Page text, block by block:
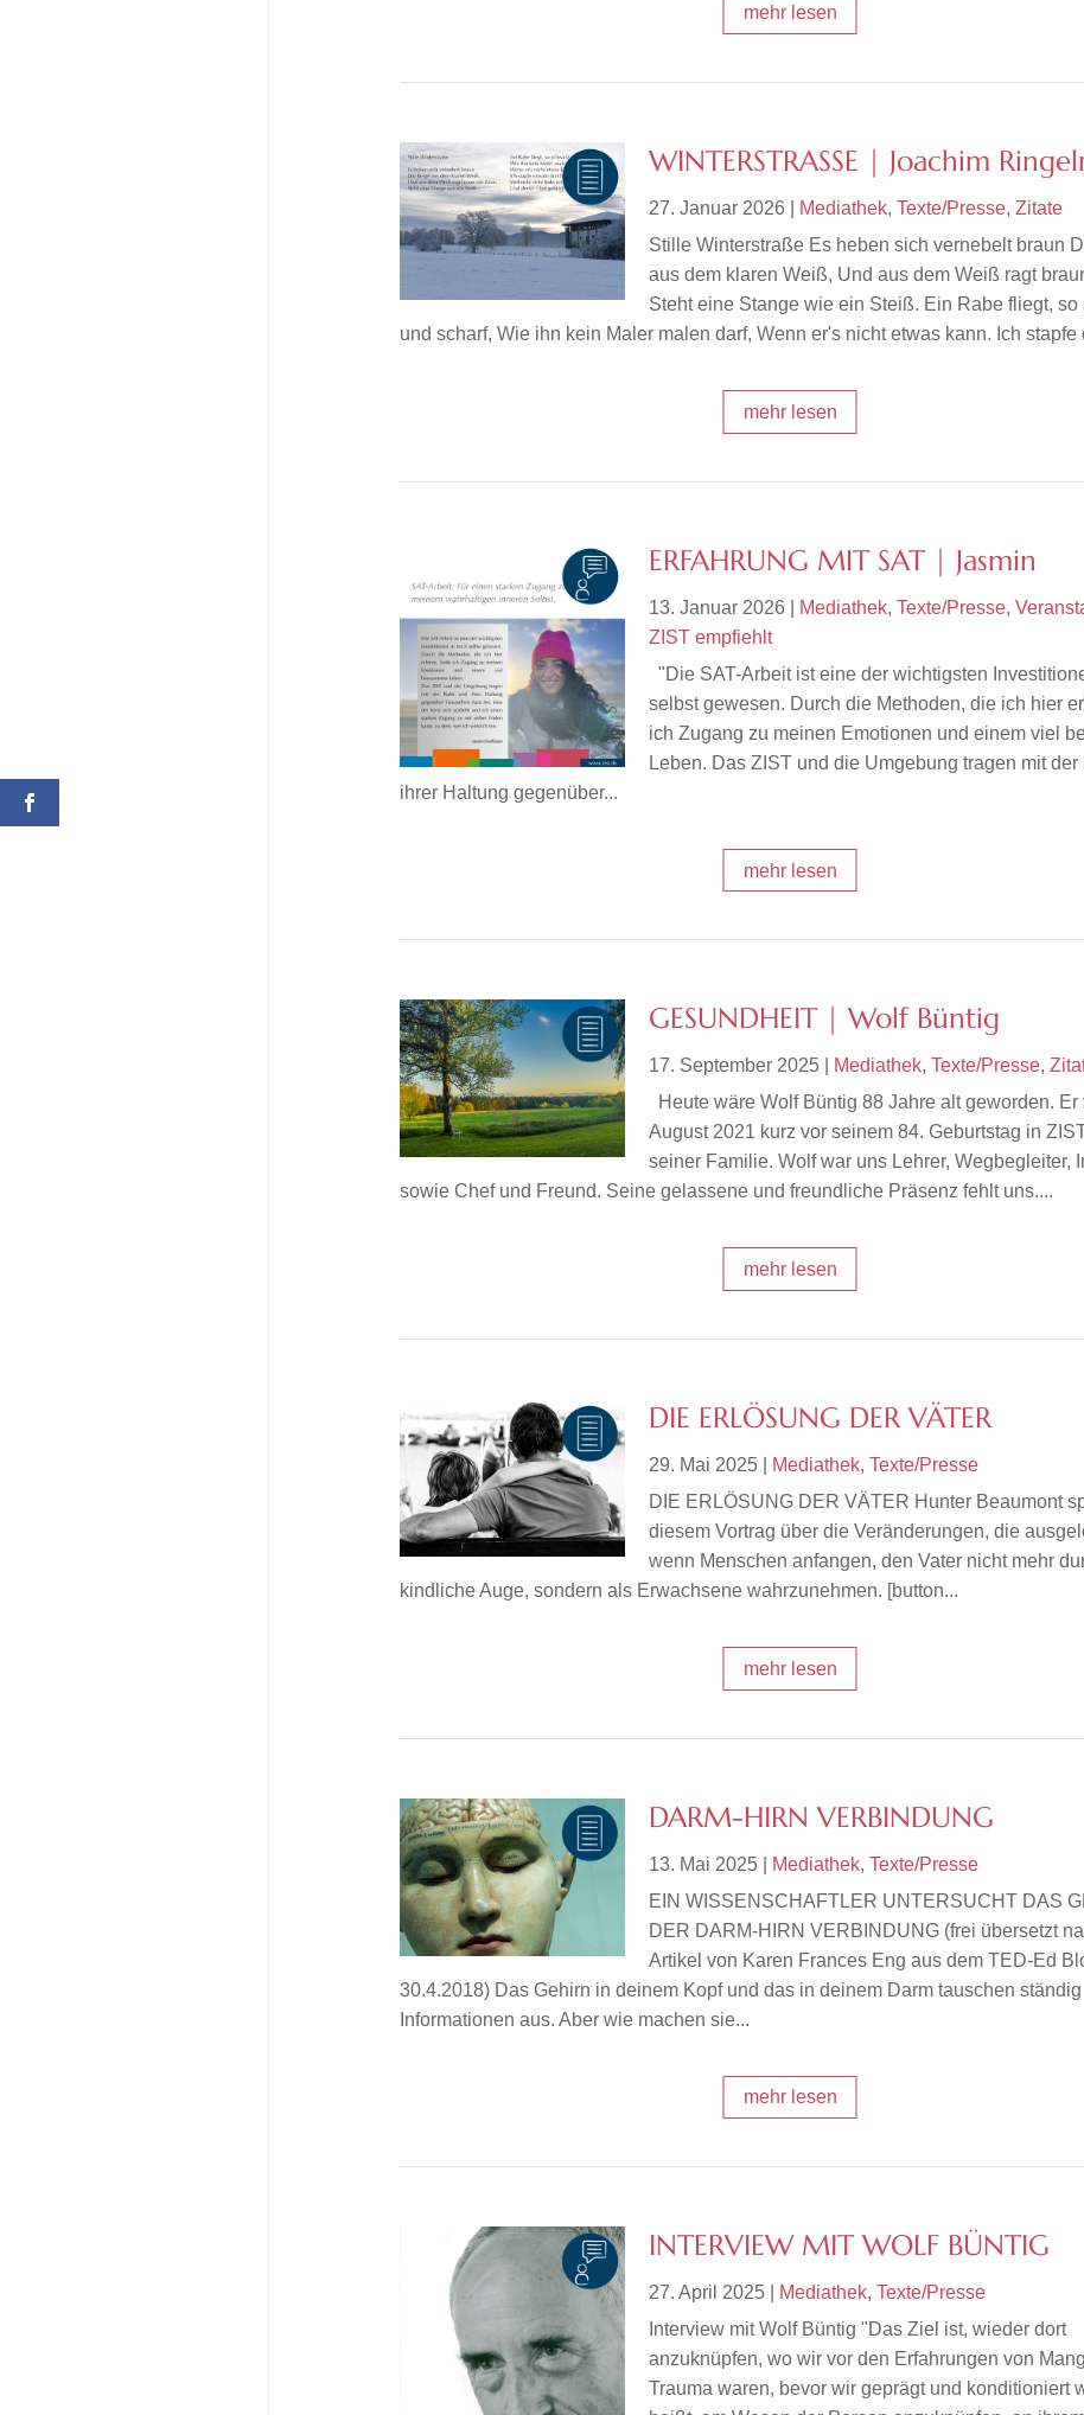
mehr lesen
WINTERSTRASSE | Joachim
27. Januar 2026 Mediathek, Texte/Presse, Zitate
Stille Winterstraße Es heben sich vernebelt braun
aus dem klaren Weiß, Und aus dem Weiß ragt
Steht eine Stange wie ein Steiß. Ein Rabe fliegt, so
und scharf, Wie ihn kein Maler malen darf, Wenn er's nicht etwas kann. Ich stapfe
mehr lesen
ERFAHRUNG MIT SAT | Jasmin
13. Januar 2026 Mediathek, Texte/Presse,
ZIST empfiehlt
"Die SAT-Arbeit ist eine der wichtigsten
selbst gewesen. Durch die Methoden, die ich hier
ich Zugang zu meinen Emotionen und einem viel
Leben. Das ZIST und die Umgebung tragen mit der
ihrer Haltung gegenüber...
mehr lesen
GESUNDHEIT | Wolf Büntig
17. September 2025| Mediathek, Texte/Presse,
Heute wäre Wolf Büntig 88 Jahre alt geworden. Er
August 2021 kurz vor seinem 84. Geburtstag in
seiner Familie. Wolf war uns Lehrer, Wegbegleiter,
sowie Chef und Freund. Seine gelassene und freundliche Präsenz fehlt uns....
mehr lesen
DIE ERLÖSUNG DER VÄTER
29. Mai 2025| Mediathek, Texte/Presse
DIE ERLÖSUNG DER VÄTER Hunter Beaumont
diesem Vortrag über die Veränderungen, die
wenn Menschen anfangen, den Vater nicht mehr
kindliche Auge, sondern als Erwachsene wahrzunehmen. [button...
mehr lesen
DARM-HIRN VERBINDUNG
13. Mai 2025| Mediathek, Texte/Presse
EIN WISSENSCHAFTLER UNTERSUCHT DAS
DER DARM-HIRN VERBINDUNG (frei übersetzt
Artikel von Karen Frances Eng aus dem TED-Ed
30.4.2018) Das Gehirn in deinem Kopf und das in deinem Darm tauschen ständig
Informationen aus. Aber wie machen sie...
mehr lesen
INTERVIEW MIT WOLF BÜNTIG
27. April 2025| Mediathek, Texte/Presse
Interview mit Wolf Büntig "Das Ziel ist, wieder dort
anzuknüpfen, wo wir vor den Erfahrungen von
Trauma waren, bevor wir geprägt und konditioniert